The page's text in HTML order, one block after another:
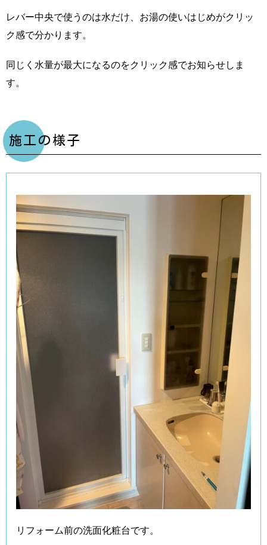
レバー中央で使うのは水だけ、お湯の使いはじめがクリッ
ク感で分かります。
同じく水量が最大になるのをクリック感でお知らせしま
す。
施工の様子
リフォーム前の洗面化粧台です。